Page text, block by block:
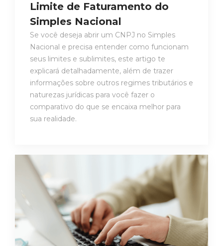
Limite de Faturamento do
Simples Nacional
Se você deseja abrir um CNPJ no Simples
Nacional e precisa entender como funcionam
seus limites e sublimites, este artigo te
explicará detalhadamente, além de trazer
informações sobre outros regimes tributários e
naturezas jurídicas para você fazer o
comparativo do que se encaixa melhor para
sua realidade.